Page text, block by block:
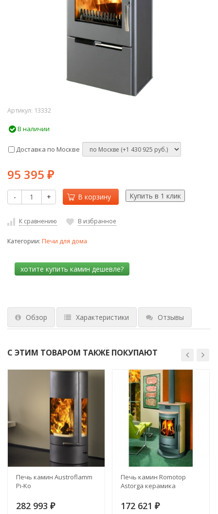
Артикул: 13332
В наличии
Доставка по Москве
95 395 ₽
- + В корзину
К сравнению В избранное
Категории: Печи для дома
Обзор Характеристики Отзывы
С ЭТИМ ТОВАРОМ ТАКЖЕ ПОКУПАЮТ
Печь камин Austroflamm
Pi-Ko
282 993 ₽
Печь камин Romotop
Astorga керамика
172 621 ₽